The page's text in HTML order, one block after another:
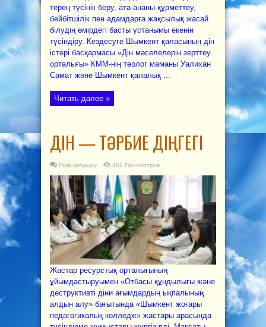
терең түсінік беру, ата-ананы құрметтеу,
бейбітшілік пен адамдарға жақсылық жасай
білудің өмірдегі басты ұстанымы екенін
түсіндіру. Кездесуге Шымкент қаласының дін
істері басқармасы «Дін мәселелерін зерттеу
орталығы» КММ-нің теолог маманы Уалихан
Самат және Шымкент қалалық ...
Читать далее »
ДІН — ТӘРБИЕ ДІҢГЕГІ
Пікір қалдыру 481 Просмотров
Жастар ресурстық орталығының
ұйымдастыруымен «Отбасы құндылығы және
деструктивті діни ағымдардың ықпалының
алдын алу» бағытында «Шымкент жоғары
педагогикалық колледж» жастары арасында